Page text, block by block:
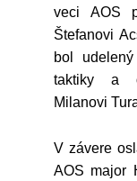
veci AOS
Štefanovi
bol
taktiky a
Milanovi
V závere
AOS major